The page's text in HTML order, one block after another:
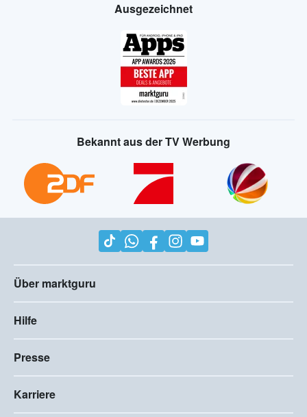
Ausgezeichnet
Bekannt aus der TV Werbung
Über marktguru
Hilfe
Presse
Karriere